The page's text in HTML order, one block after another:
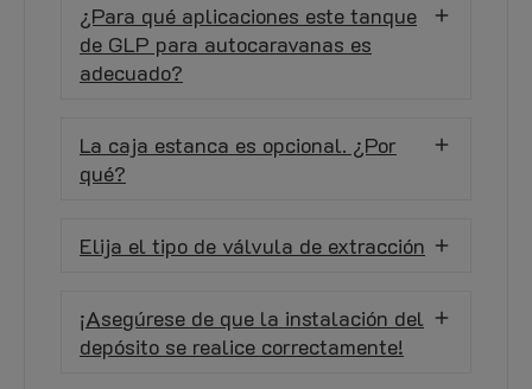
¿Para qué aplicaciones este tanque
de GLP para autocaravanas es
adecuado?
La caja estanca es opcional. ¿Por
qué?
Elija el tipo de válvula de extracción
¡Asegúrese de que la instalación del
depósito se realice correctamente!